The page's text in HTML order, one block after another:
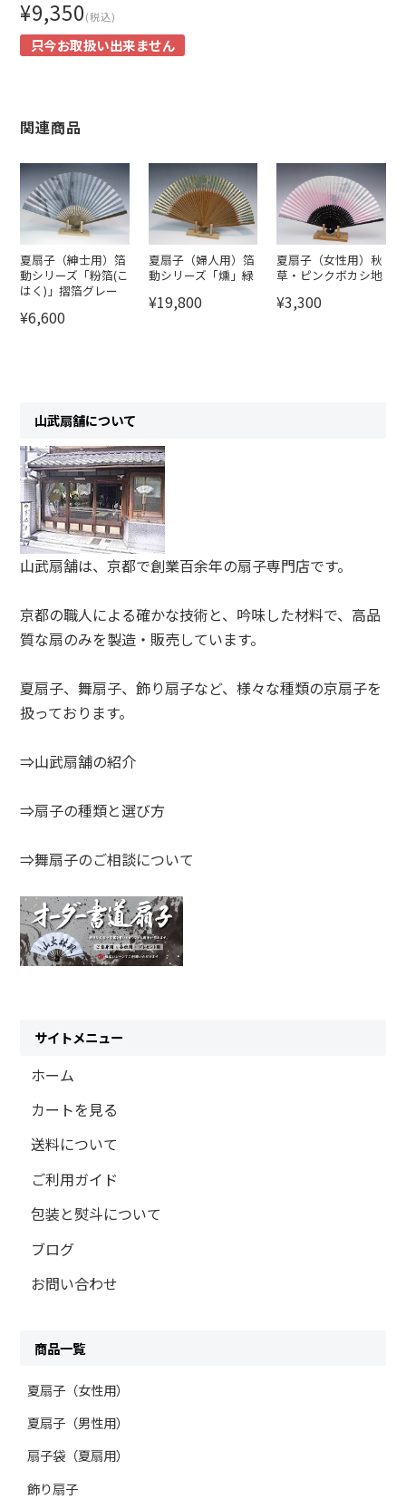
¥9,350(税込)
只今お取扱い出来ません
関連商品
夏扇子（紳士用）箔
動シリーズ「粉箔(こ
はく)」摺箔グレー
¥6,600
夏扇子（婦人用）箔
動シリーズ「燻」緑
¥19,800
夏扇子（女性用）秋
草・ピンクボカシ地
¥3,300
山武扇舗について
山武扇舗は、京都で創業百余年の扇子専門店です。
京都の職人による確かな技術と、吟味した材料で、高品
質な扇のみを製造・販売しています。
夏扇子、舞扇子、飾り扇子など、様々な種類の京扇子を
扱っております。
⇒山武扇舗の紹介
⇒扇子の種類と選び方
⇒舞扇子のご相談について
サイトメニュー
ホーム
カートを見る
送料について
ご利用ガイド
包装と熨斗について
ブログ
お問い合わせ
商品一覧
夏扇子（女性用）
夏扇子（男性用）
扇子袋（夏扇用）
飾り扇子